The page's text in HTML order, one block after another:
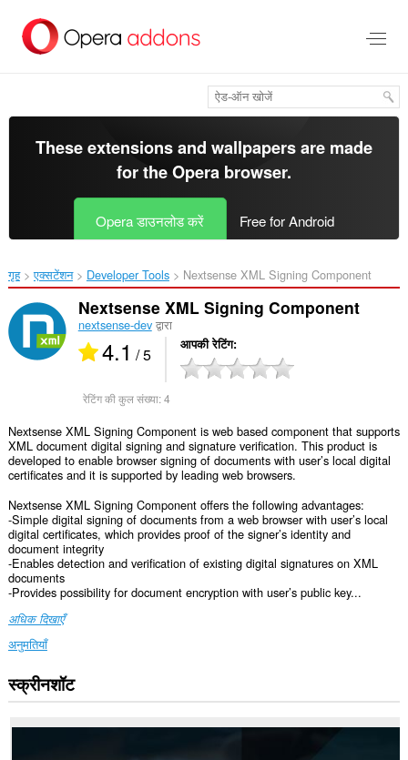
सामग्री
These extensions and wallpapers are made
for theOpera browser.
Opera डाउनलोड करें Free for Android
गृह एक्सटेंशन Developer Tools Nextsense XML Signing Component‎
Nextsense XML Signing Component
nextsense-devद्वारा
4.1 / 5 आपकी रेटिंग
रेटिंग की कुल संख्या:4
Nextsense XML Signing Component is web based component that supports
XML document digital signing and signature verification. This product is
developed to enable browser signing of documents with user’s local digital
certificates and it is supported by leading web browsers.
Nextsense XML Signing Component offers the following advantages:
-Simple digital signing of documents from a web browser with user’s local
digital certificates, which provides proof of the signer’s identity and
document integrity
-Enables detection and verification of existing digital signatures on XML
documents
-Provides possibility for document encryption with user’s public key...
अधिक दिखाएँ
अनुमतियाँ
यह
एक्सटेंशन
वेबसाइट
स्क्रीनशॉट